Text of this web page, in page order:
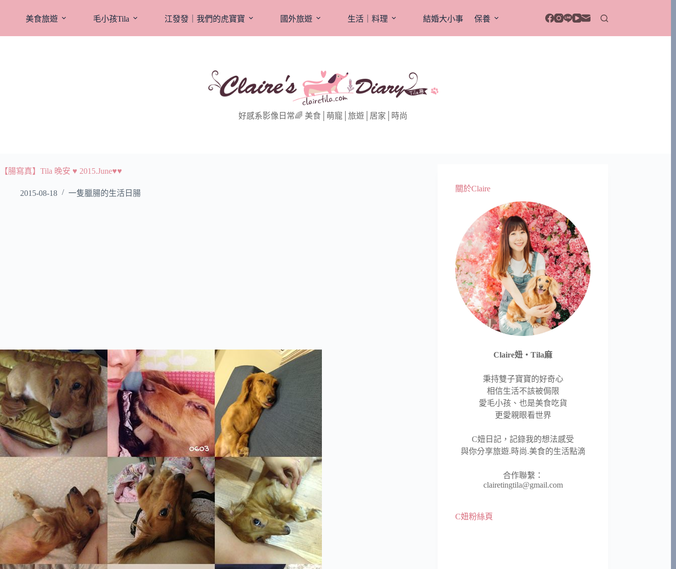
美食旅遊 毛小孩Tila 江發發｜我們的虎寶寶 國外旅遊 生活｜料理 結婚大小事 保養
好感系影像日常🌈 美食│萌寵│旅遊│居家│時尚
【腸寫真】Tila 晚安 ♥ 2015.June♥♥
2015-08-18 一隻臘腸的生活日腸
關於Claire
Claire妞‧Tila麻
秉持雙子寶寶的好奇心
相信生活不該被侷限
愛毛小孩、也是美食吃貨
更愛親眼看世界
C妞日記，記錄我的想法感受
與你分享旅遊.時尚.美食的生活點滴
合作聯繫：
clairetingtila@gmail.com
C妞粉絲頁